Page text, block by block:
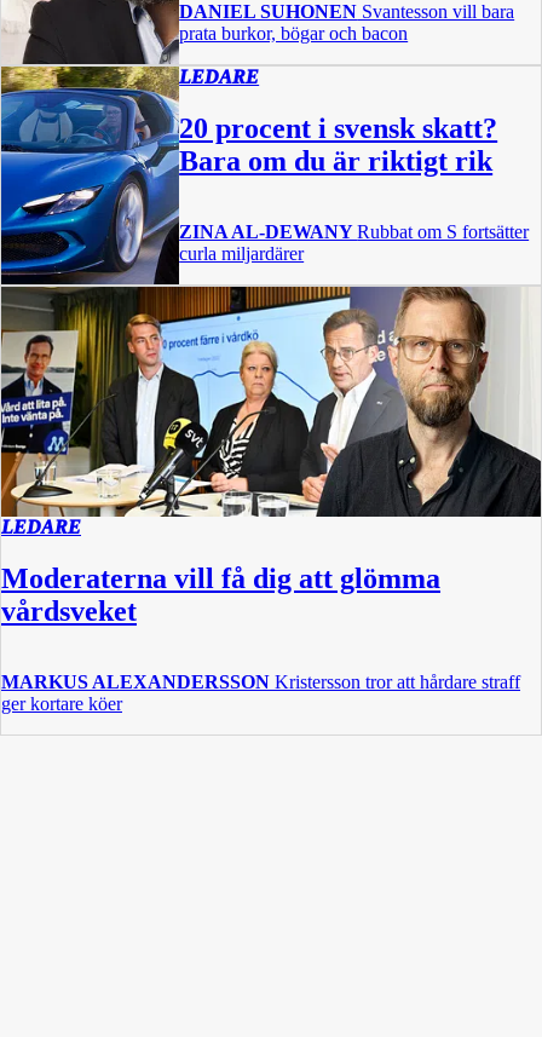
DANIEL SUHONEN Svantesson vill bara
prata burkor, bögar och bacon
LEDARE
20 procent i svensk skatt?
Bara om du är riktigt rik
ZINA AL-DEWANYRubbat om S fortsätter
curla miljardärer
LEDARE
Moderaterna vill få dig att glömma
vårdsveket
MARKUS ALEXANDERSSON Kristersson tror att hårdare straff
ger kortare köer